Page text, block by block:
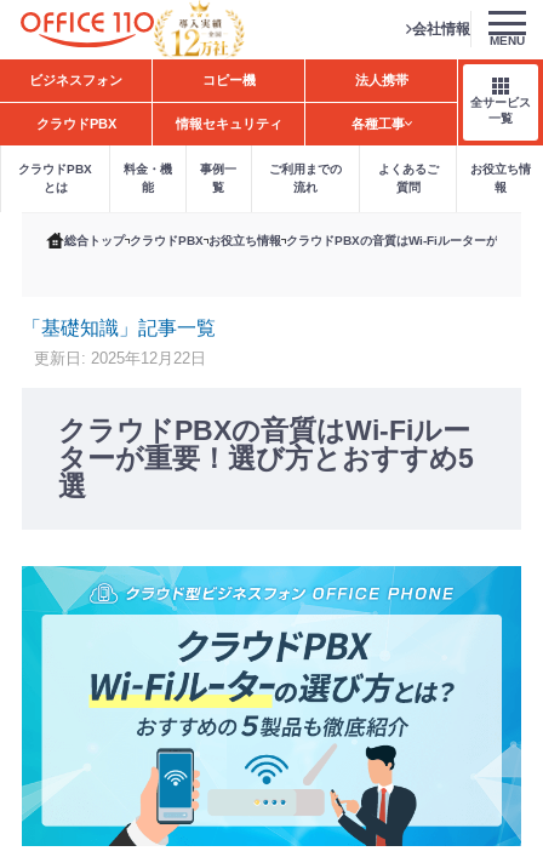
H
o
会社情報
MENU
ビジネスフォン コピー機 法人携帯
クラウドPBX 情報セキュリティ 各種工事
全サービス
一覧
クラウドPBX
とは
料金・機
能
事例一
覧
ご利用までの
流れ
よくあるご
質問
お役立ち情
報
総合トップ クラウドPBX お役立ち情報 クラウドPBXの音質はWi-Fiルーターが重要！
「基礎知識」記事一覧
更新日: 2025年12月22日
クラウドPBXの音質はWi-Fiルー
ターが重要！選び方とおすすめ5
選